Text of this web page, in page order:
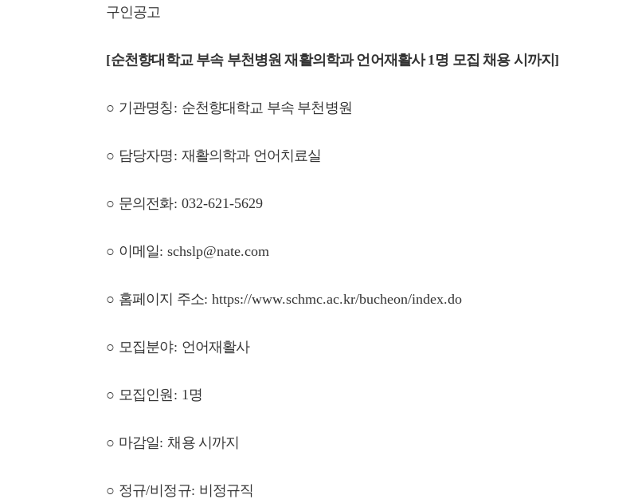
구인공고
[순천향대학교 부속 부천병원 재활의학과 언어재활사1명 모집 채용 시까지]
○ 기관명칭: 순천향대학교 부속 부천병원
○ 담당자명: 재활의학과 언어치료실
○ 문의전화: 032-621-5629
○ 이메일:schslp@nate.com
○ 홈페이지 주소: https://www.schmc.ac.kr/bucheon/index.do
○ 모집분야: 언어재활사
○ 모집인원 : 1명
○ 마감일: 채용 시까지
○ 정규/비정규: 비정규직